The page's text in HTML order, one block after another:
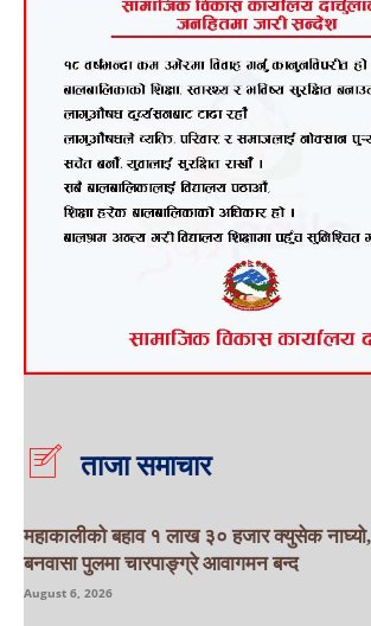
ताजा समाचार
महाकालीको बहाव १ लाख ३० हजार क्युसेक नाघ्यो,
बनवासा पुलमा चारपाङ्ग्रे आवागमन बन्द
August 6, 2026